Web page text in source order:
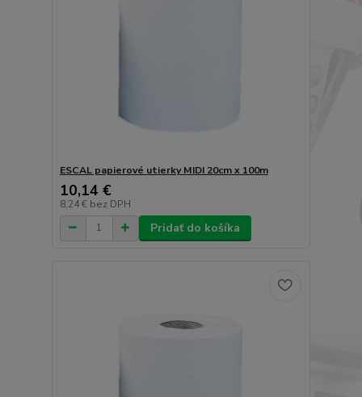
ESCAL papierové utierky MIDI 20cm x 100m
10,14 €
8,24 € bez DPH
Pridať do košíka